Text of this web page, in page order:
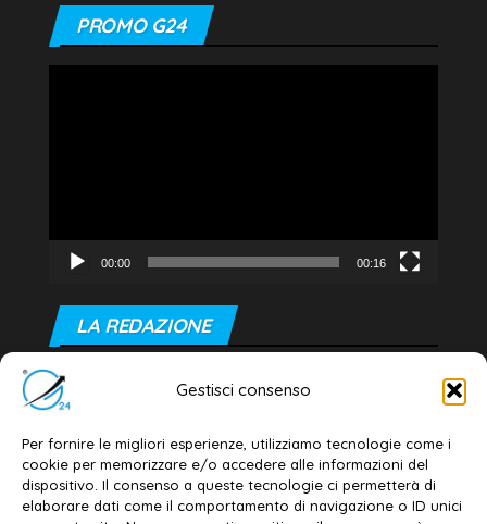
Gestisci consenso
Per fornire le migliori esperienze, utilizziamo tecnologie come i
cookie per memorizzare e/o accedere alle informazioni del
dispositivo. Il consenso a queste tecnologie ci permetterà di
elaborare dati come il comportamento di navigazione o ID unici
PROMO G24
00:00 00:16
LA REDAZIONE
Editore e direttore responsabile:
Dott. Daniele G. Masciullo
Email: redazione@galatina24.it
Contatti –Disclaimer